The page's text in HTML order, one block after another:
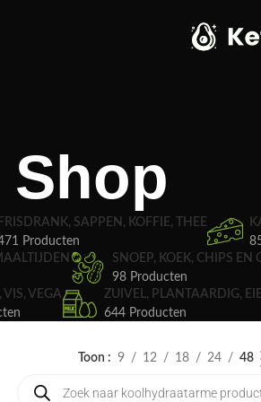
Shop
FRISDRANK, SAPPEN, KOFFIE, THEE
Producten
SNOEP, KOEK, CHIPS EN
98 Producten
VIS, VEGA
ZUIVEL, PLANTAARDIG,
644 Producten
Toon 9 12 18 24 48